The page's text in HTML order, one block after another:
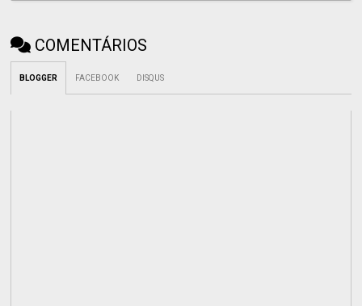
COMENTÁRIOS
BLOGGER FACEBOOK DISQUS